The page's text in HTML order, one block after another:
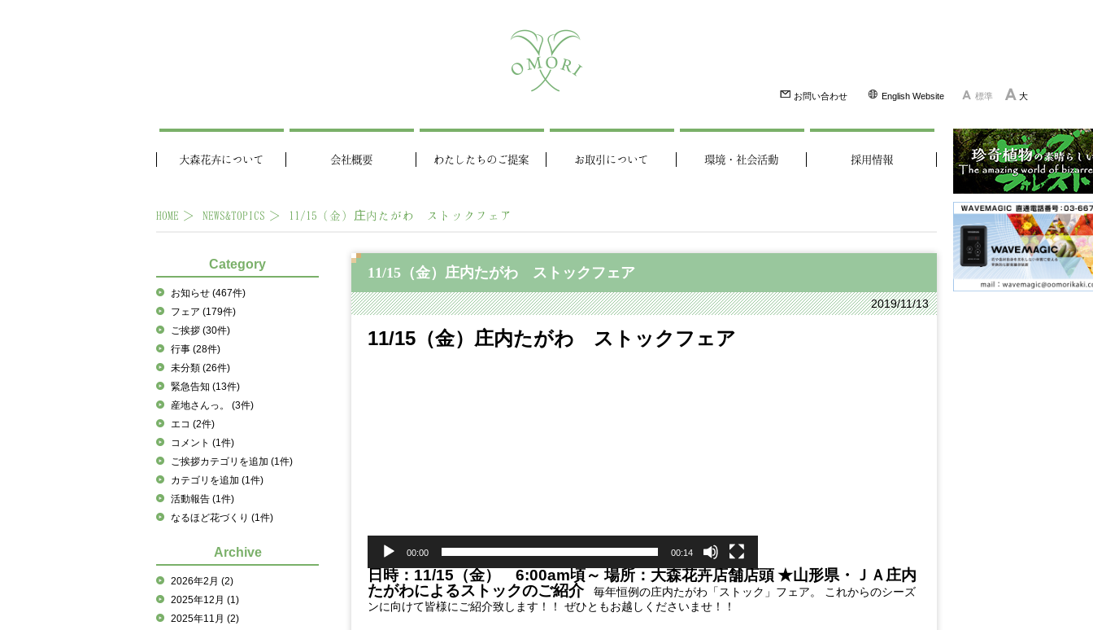
お問い合わせ English Website 標準 大
大森花卉について 会社概要 わたしたちのご提案 お取引について 環境・社会活動 採用情報
HOME NEWS&TOPICS 11/15（金）庄内たがわ ストックフェア
11/15（金）庄内たがわ ストックフェア
2019/11/13
11/15（金）庄内たがわ ストックフェア
00:00 00:14
日時：11/15（金） 6:00am頃～ 場所：大森花卉店舗店頭★山形県・ＪＡ庄内
たがわによるストックのご紹介毎年恒例の庄内たがわ「ストック」フェア。 これからのシーズ
ンに向けて皆様にご紹介致します！！ ぜひともお越しくださいませ！！
Category
お知らせ (467件)
フェア (179件)
ご挨拶 (30件)
行事 (28件)
未分類 (26件)
緊急告知 (13件)
産地さんっ。 (3件)
エコ (2件)
コメント (1件)
ご挨拶カテゴリを追加 (1件)
カテゴリを追加 (1件)
活動報告 (1件)
なるほど花づくり (1件)
Archive
2026年2月 (2)
2025年12月 (1)
2025年11月 (2)